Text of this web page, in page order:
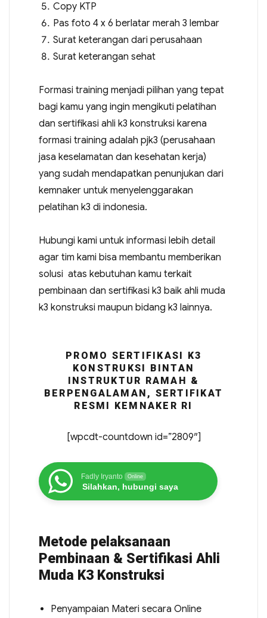
Copy KTP
Pas foto 4 x 6 berlatar merah 3 lembar
Surat keterangan dari perusahaan
Surat keterangan sehat
Formasi training menjadi pilihan yang tepat
bagi kamu yang ingin mengikuti pelatihan
dan sertifikasi ahli k3 konstruksi karena
formasi training adalah pjk3 (perusahaan
jasa keselamatan dan kesehatan kerja)
yang sudah mendapatkan penunjukan dari
kemnaker untuk menyelenggarakan
pelatihan k3 di indonesia.
Hubungi kami untuk informasi lebih detail
agar tim kami bisa membantu memberikan
solusi atas kebutuhan kamu terkait
pembinaan dan sertifikasi k3 baik ahli muda
k3 konstruksi maupun bidang k3 lainnya.
PROMO SERTIFIKASI K3
KONSTRUKSI BINTAN
INSTRUKTUR RAMAH &
BERPENGALAMAN, SERTIFIKAT
RESMI KEMNAKER RI
[wpcdt-countdown id=”2809″]
Fadly Iryanto Online
Silahkan, hubungi saya
Metode pelaksanaan
Pembinaan & Sertifikasi Ahli
Muda K3 Konstruksi
Penyampaian Materi secara Online